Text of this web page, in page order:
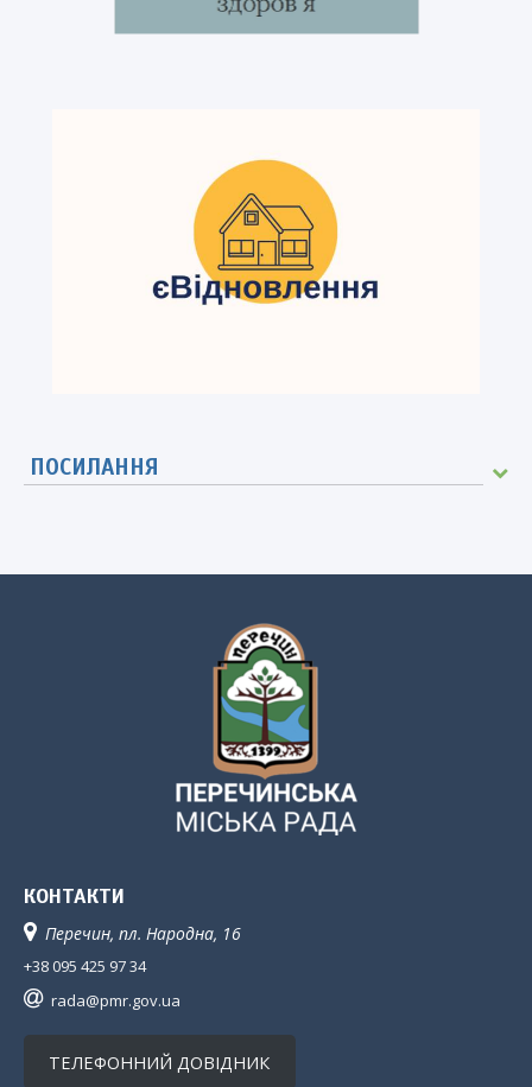
ПОСИЛАННЯ
КОНТАКТИ
Перечин, пл. Народна, 16
+38 095 425 97 34
rada@pmr.gov.ua
ТЕЛЕФОННИЙ ДОВІДНИК